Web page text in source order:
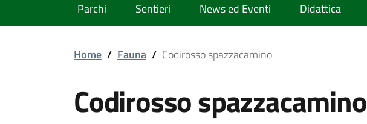
Parchi Sentieri News ed Eventi Didattica
Home / Fauna / Codirosso spazzacamino
Codirosso spazzacamino